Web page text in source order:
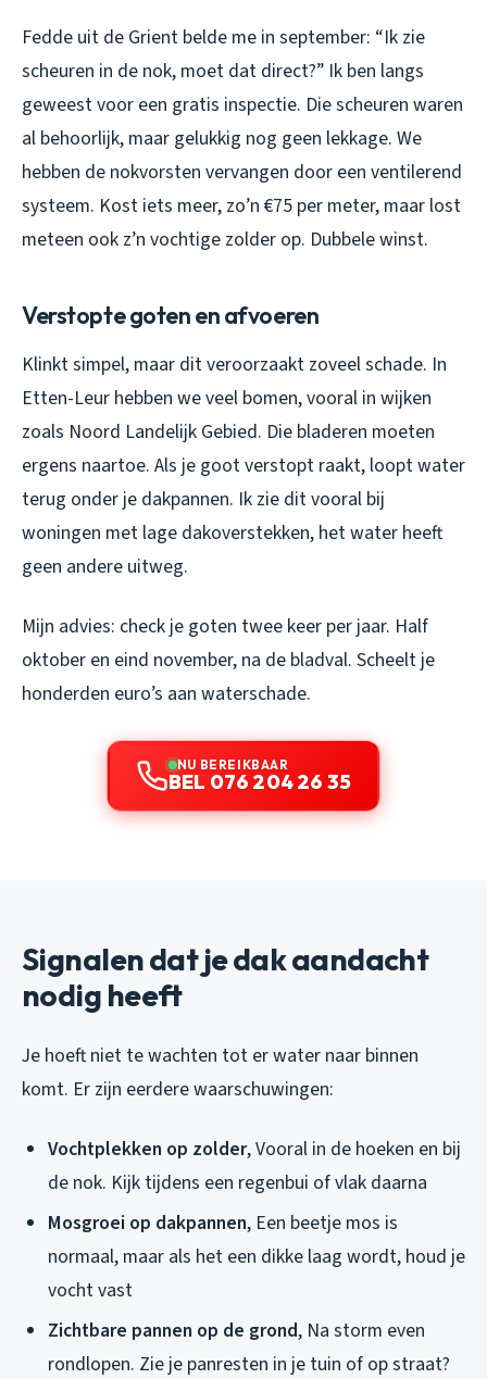
Fedde uit de Grient belde me in september: “Ik zie
scheuren in de nok, moet dat direct?” Ik ben langs
geweest voor een gratis inspectie. Die scheuren waren
al behoorlijk, maar gelukkig nog geen lekkage. We
hebben de nokvorsten vervangen door een ventilerend
systeem. Kost iets meer, zo’n €75 per meter, maar lost
meteen ook z’n vochtige zolder op. Dubbele winst.
Verstopte goten en afvoeren
Klinkt simpel, maar dit veroorzaakt zoveel schade. In
Etten-Leur hebben we veel bomen, vooral in wijken
zoals Noord Landelijk Gebied. Die bladeren moeten
ergens naartoe. Als je goot verstopt raakt, loopt water
terug onder je dakpannen. Ik zie dit vooral bij
woningen met lage dakoverstekken, het water heeft
geen andere uitweg.
Mijn advies: check je goten twee keer per jaar. Half
oktober en eind november, na de bladval. Scheelt je
honderden euro’s aan waterschade.
NU BEREIKBAAR
BEL 076 204 26 35
Signalen dat je dak aandacht
nodig heeft
Je hoeft niet te wachten tot er water naar binnen
komt. Er zijn eerdere waarschuwingen:
Vochtplekken op zolder, Vooral in de hoeken en bij
de nok. Kijk tijdens een regenbui of vlak daarna
Mosgroei op dakpannen, Een beetje mos is
normaal, maar als het een dikke laag wordt, houd je
vocht vast
Zichtbare pannen op de grond, Na storm even
rondlopen. Zie je panresten in je tuin of op straat?